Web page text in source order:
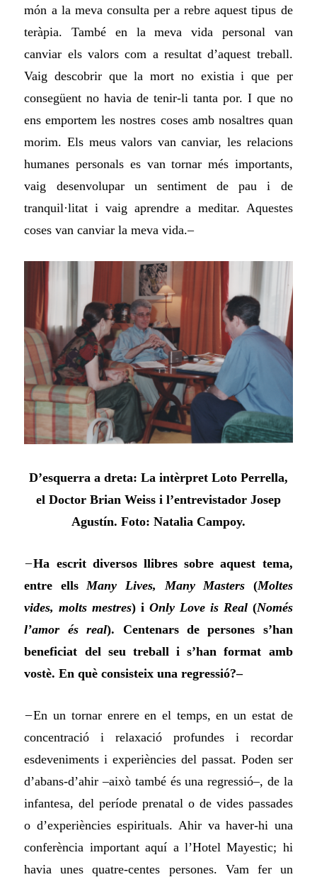
món a la meva consulta per a rebre aquest tipus de
teràpia. També en la meva vida personal van
canviar els valors com a resultat d’aquest treball.
Vaig descobrir que la mort no existia i que per
consegüent no havia de tenir-li tanta por. I que no
ens emportem les nostres coses amb nosaltres quan
morim. Els meus valors van canviar, les relacions
humanes personals es van tornar més importants,
vaig desenvolupar un sentiment de pau i de
tranquil·litat i vaig aprendre a meditar. Aquestes
coses van canviar la meva vida.–
D’esquerra a dreta: La intèrpret Loto Perrella,
el Doctor Brian Weiss i l’entrevistador Josep
Agustín. Foto: Natalia Campoy.
–Ha escrit diversos llibres sobre aquest tema,
entre ells Many Lives, Many Masters (Moltes
vides, molts mestres) iOnly Love is Real(Només
l’amor és real). Centenars de persones s’han
beneficiat del seu treball i s’han format amb
vostè. En què consisteix una regressió?–
–En un tornar enrere en el temps, en un estat de
concentració i relaxació profundes i recordar
esdeveniments i experiències del passat. Poden ser
d’abans-d’ahir –això també és una regressió–, de la
infantesa, del període prenatal o de vides passades
o d’experiències espirituals. Ahir va haver-hi una
conferència important aquí a l’Hotel Mayestic; hi
havia unes quatre-centes persones. Vam fer un